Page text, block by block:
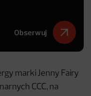
Obserwuj
marki Jenny Fairy
CCC, na